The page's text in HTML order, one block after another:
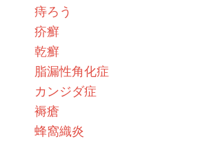
痔ろう
疥癬
乾癬
脂漏性角化症
カンジダ症
褥瘡
蜂窩織炎